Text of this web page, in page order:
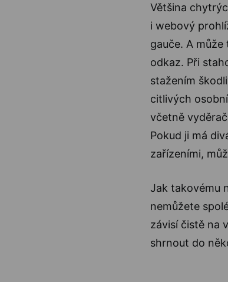
Většina
i webový
gauče. A
odkaz. Při
stažením
citlivých
včetně
Pokud ji má
zařízeními,
Jak takovému
nemůžete
závisí čistě na
shrnout do